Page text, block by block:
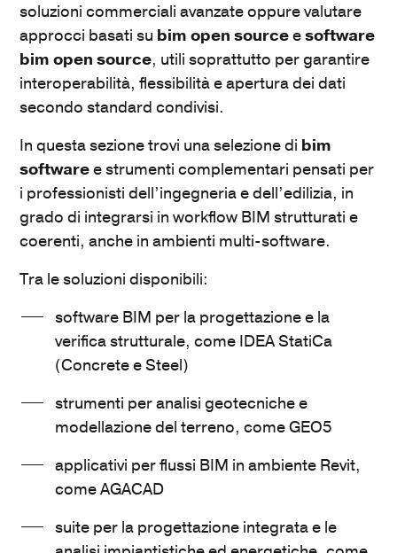
soluzioni commerciali avanzate oppure valutare
approcci basati su bim open sourceesoftware
bim open source, utili soprattutto per garantire
interoperabilità, flessibilità e apertura dei dati
secondo standard condivisi.
In questa sezione trovi una selezione di bim
softwaree strumenti complementari pensati per
i professionisti dell’ingegneria e dell’edilizia, in
grado di integrarsi in workflow BIM strutturati e
coerenti, anche in ambienti multi-software.
Tra le soluzioni disponibili:
software BIM per la progettazione e la
verifica strutturale, come IDEA StatiCa
(Concrete e Steel)
strumenti per analisi geotecniche e
modellazione del terreno, come GEO5
applicativi per flussi BIM in ambiente Revit,
come AGACAD
suite per la progettazione integrata e le